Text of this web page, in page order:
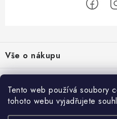
Tento web používá soubory
tohoto webu vyjadřujete
p
a
Vše o nákupu
Doprava a platba
Vrácení a výměna
Reklamace
O nás
Prodejna